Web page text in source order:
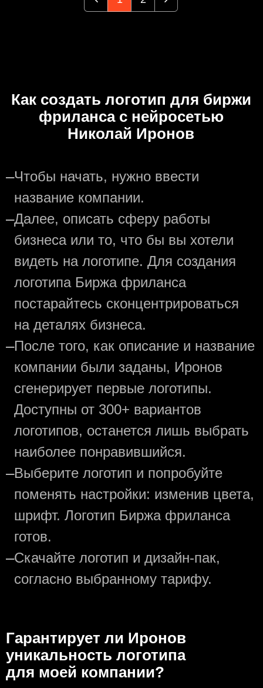
Как создать логотип для биржи
фриланса с нейросетью
Николай Иронов
—Чтобы начать, нужно ввести
название компании.
—Далее, описать сферу работы
бизнеса или то, что бы вы хотели
видеть на логотипе. Для создания
логотипа Биржа фриланса
постарайтесь сконцентрироваться
на деталях бизнеса.
—После того, как описание и название
компании были заданы, Иронов
сгенерирует первые логотипы.
Доступны от 300+ вариантов
логотипов, останется лишь выбрать
наиболее понравившийся.
—Выберите логотип и попробуйте
поменять настройки: изменив цвета,
шрифт. Логотип Биржа фриланса
готов.
—Скачайте логотип и дизайн-пак,
согласно выбранному тарифу.
Гарантирует ли Иронов
уникальность логотипа
для моей компании?